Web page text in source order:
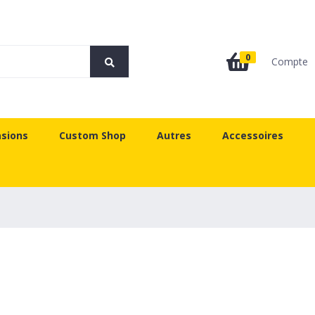
0 Compte
Custom Shop Autres Accessoires